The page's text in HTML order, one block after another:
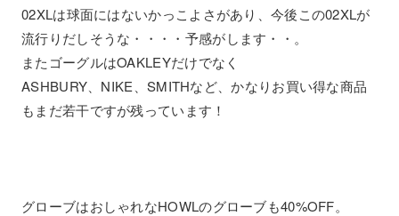
02XLは球面にはないかっこよさがあり、今後この02XLが
流行りだしそうな・・・・予感がします・・。
またゴーグルはOAKLEYだけでなく
ASHBURY、NIKE、SMITHなど、かなりお買い得な商品
もまだ若干ですが残っています！
グローブはおしゃれなHOWLのグローブも40%OFF。